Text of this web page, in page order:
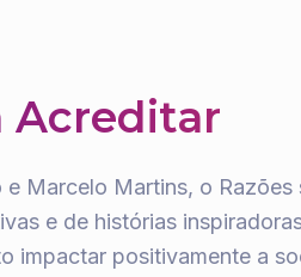
Acreditar
Marcelo Martins, o Razões
e de histórias
impactar positivamente a